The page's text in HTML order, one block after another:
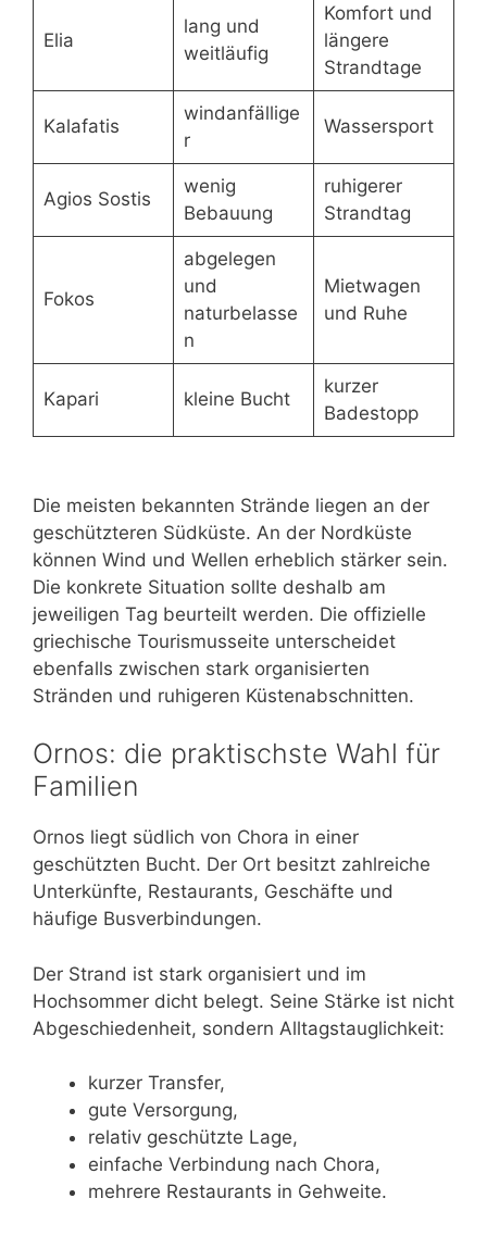
Elia
lang und
weitläufig
Komfort und
längere
Strandtage
Kalafatis
windanfällige
r
Wassersport
Agios Sostis
wenig
Bebauung
ruhigerer
Strandtag
Fokos
abgelegen
und
naturbelasse
n
Mietwagen
und Ruhe
Kapari kleine Bucht
kurzer
Badestopp
Die meisten bekannten Strände liegen an der
geschützteren Südküste. An der Nordküste
können Wind und Wellen erheblich stärker sein.
Die konkrete Situation sollte deshalb am
jeweiligen Tag beurteilt werden. Die offizielle
griechische Tourismusseite unterscheidet
ebenfalls zwischen stark organisierten
Stränden und ruhigeren Küstenabschnitten.
Ornos: die praktischste Wahl für
Familien
Ornos liegt südlich von Chora in einer
geschützten Bucht. Der Ort besitzt zahlreiche
Unterkünfte, Restaurants, Geschäfte und
häufige Busverbindungen.
Der Strand ist stark organisiert und im
Hochsommer dicht belegt. Seine Stärke ist nicht
Abgeschiedenheit, sondern Alltagstauglichkeit:
kurzer Transfer,
gute Versorgung,
relativ geschützte Lage,
einfache Verbindung nach Chora,
mehrere Restaurants in Gehweite.